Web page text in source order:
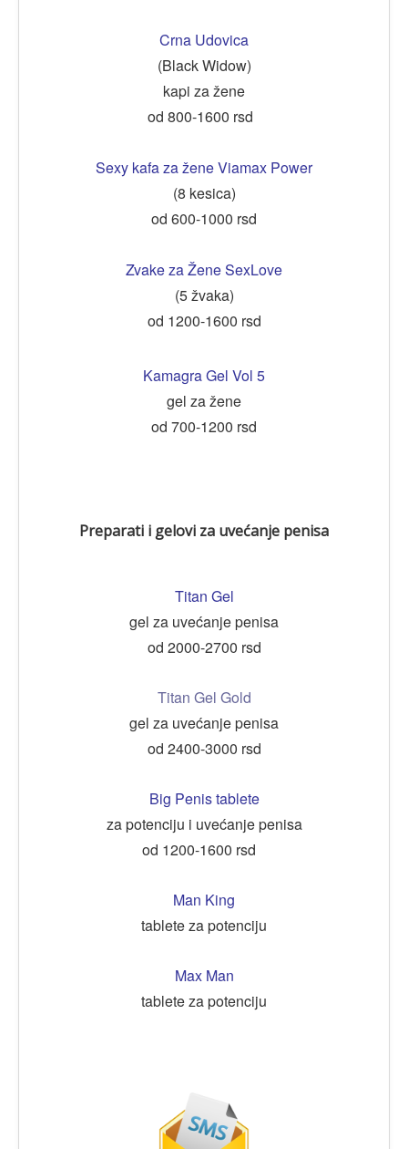
Crna Udovica
(Black Widow)
kapi za žene
od 800-1600 rsd
Sexy kafa za žene Viamax Power
(8 kesica)
od 600-1000 rsd
Zvake za Žene SexLove
(5 žvaka)
od 1200-1600 rsd
Kamagra Gel Vol 5
gel za žene
od 700-1200 rsd
Preparati i gelovi za uvećanje penisa
Titan Gel
gel za uvećanje penisa
od 2000-2700 rsd
Titan Gel Gold
gel za uvećanje penisa
od 2400-3000 rsd
Big Penis tablete
za potenciju i uvećanje penisa
od 1200-1600 rsd
Man King
tablete za potenciju
Max Man
tablete za potenciju